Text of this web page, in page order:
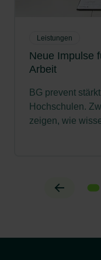
Leistungen
Neue Impulse
Arbeit
BG prevent
Hochschulen.
zeigen, wie